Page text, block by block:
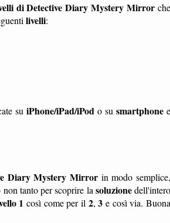
di Detective Diary Mystery Mirror
livelli:
su iPhone/iPad/iPod o su smartphone
Diary Mystery Mirror in modo
tanto per scoprire la soluzione
1 così come per il 2,3 e così via.